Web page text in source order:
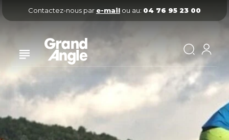
Contactez-nous par e-mail ou au: 04 76 95 23 00